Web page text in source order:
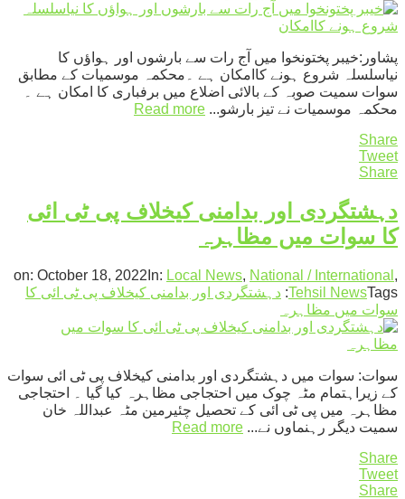
پشاور:خیبر پختونخوا میں آج رات سے بارشوں اور ہواؤں کا
نیاسلسلہ شروع ہونے کاامکان ہے ۔محکمہ موسمیات کے مطابق
سوات سمیت صوبہ کے بالائی اضلاع میں برفباری کا امکان ہے ۔
محکمہ موسمیات نے تیز بارشو... Read more
Share
Tweet
Share
دہشتگردی اور بدامنی کیخلاف پی ٹی ائی
کا سوات میں مظاہرہ
on: October 18, 2022 In: Local News, National / International ,
Tehsil NewsTags:
دہشتگردی اور بدامنی کیخلاف پی ٹی ائی کا
سوات میں مظاہرہ
سوات: سوات میں دہشتگردی اور بدامنی کیخلاف پی ٹی ائی سوات
کے زیراہتمام مٹہ چوک میں احتجاجی مظاہرہ کیا گیا ۔ احتجاجی
مظاہرہ میں پی ٹی ائی کے تحصیل چئیرمین مٹہ عبداللہ خان
سمیت دیگر رہنماوں نے... Read more
Share
Tweet
Share